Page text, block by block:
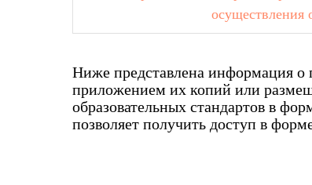
осуществления
Ниже представлена информация о
приложением их копий или
образовательных стандартов в
позволяет получить доступ в